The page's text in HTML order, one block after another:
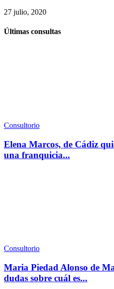
27 julio, 2020
Últimas consultas
Consultorio
Elena Marcos, de Cádiz
una franquicia...
Consultorio
Maria Piedad Alonso de
dudas sobre cuál es...